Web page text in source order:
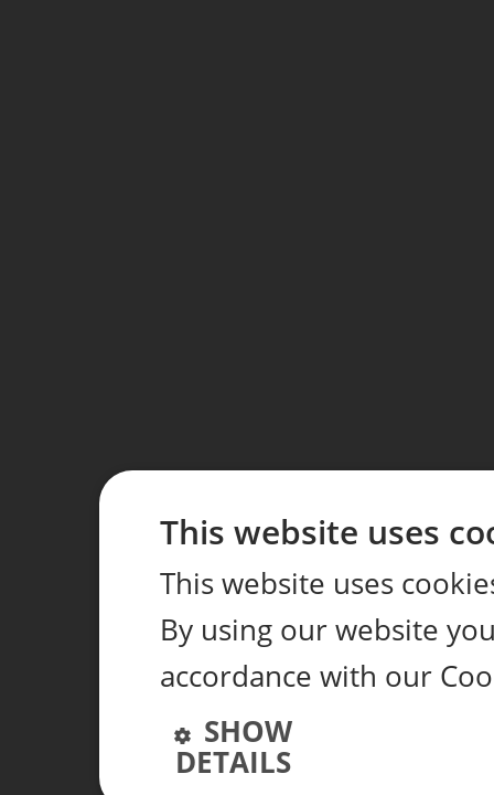
This website uses
This website uses
By using our website
accordance with our
SHOW
DETAILS